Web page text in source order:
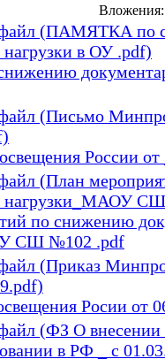
Вложения:
России oт
по снижению
СШ №102 .pdf
Росии от